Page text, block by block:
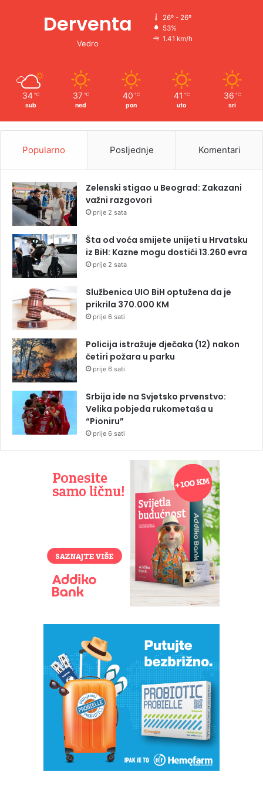
Derventa
Vedro
26º - 26º
53%
1.41 km/h
34 ℃
sub
37 ℃
ned
40 ℃
pon
41 ℃
uto
36 ℃
sri
Popularno Posljednje Komentari
Zelenski stigao u Beograd: Zakazani
važni razgovori
prije 2 sata
Šta od voća smijete unijeti u Hrvatsku
iz BiH: Kazne mogu dostići 13.260 evra
prije 2 sata
Službenica UIO BiH optužena da je
prikrila 370.000 KM
prije 6 sati
Policija istražuje dječaka (12) nakon
četiri požara u parku
prije 6 sati
Srbija ide na Svjetsko prvenstvo:
Velika pobjeda rukometaša u
“Pioniru”
prije 6 sati